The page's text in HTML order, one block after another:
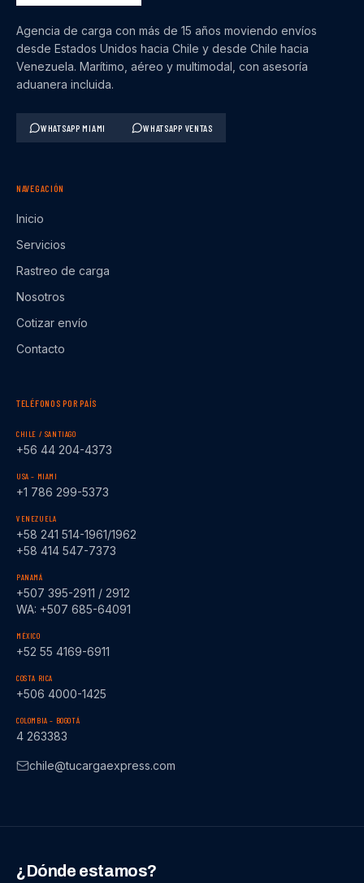
Agencia de carga con más de 15 años moviendo envíos
desde Estados Unidos hacia Chile y desde Chile hacia
Venezuela. Marítimo, aéreo y multimodal, con asesoría
aduanera incluida.
WHATSAPP MIAMI WHATSAPP VENTAS
NAVEGACIÓN
Inicio
Servicios
Rastreo de carga
Nosotros
Cotizar envío
Contacto
TELÉFONOS POR PAÍS
CHILE / SANTIAGO
+56 44 204-4373
USA – MIAMI
+1 786 299-5373
VENEZUELA
+58 241 514-1961/1962
+58 414 547-7373
PANAMÁ
+507 395-2911 / 2912
WA: +507 685-64091
MÉXICO
+52 55 4169-6911
COSTA RICA
+506 4000-1425
COLOMBIA – BOGOTÁ
4 263383
chile@tucargaexpress.com
¿Dónde estamos?